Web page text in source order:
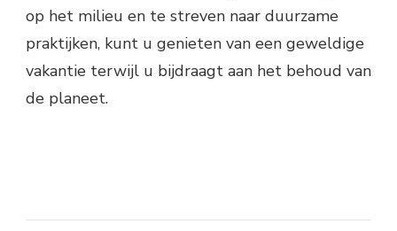
op het milieu en te streven naar duurzame
praktijken, kunt u genieten van een geweldige
vakantie terwijl u bijdraagt aan het behoud van
de planeet.